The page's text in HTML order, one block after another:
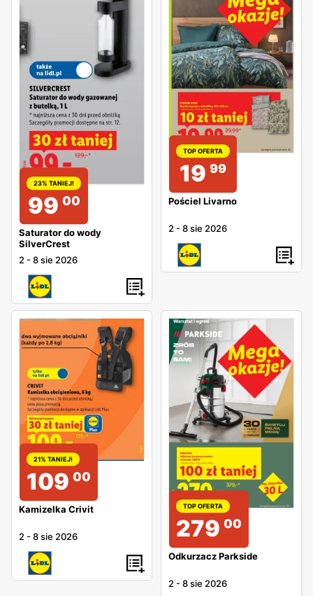
23% TANIEJ!
99 00
Saturator do wody
SilverCrest
2 -8 sie 2026
TOP OFERTA
19 99
Pościel Livarno
2 -8 sie 2026
21% TANIEJ!
109 00
Kamizelka Crivit
2 -8 sie 2026
TOP OFERTA
279 00
Odkurzacz Parkside
2 -8 sie 2026